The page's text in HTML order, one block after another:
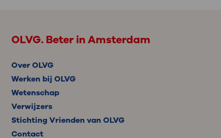
OLVG. Beter in Amsterdam
Over OLVG
Werken bij OLVG
Wetenschap
Verwijzers
Stichting Vrienden van OLVG
Contact